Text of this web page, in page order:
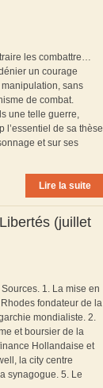
les combattre…
un courage
sans
de combat.
une telle guerre,
l’essentiel de sa thèse
et sur ses
Lire la suite
(juillet
1. La mise en
fondateur de la
mondialiste. 2.
et boursier de la
Hollandaise et
la city centre
synagogue. 5. Le